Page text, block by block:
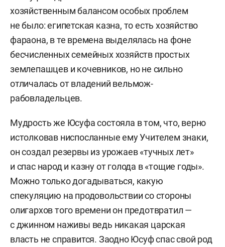
хозяйственным балансом особых проблем
не было: египетская казна, то есть хозяйство
фараона, в те времена выделялась на фоне
бесчисленных семейных хозяйств простых
землепашцев и кочевников, но не сильно
отличалась от владений вельмож-
рабовладельцев.
Мудрость же Юсуфа состояла в том, что, верно
истолковав ниспосланные ему Учителем знаки,
он создал резервы из урожаев «тучных лет»
и спас народ и казну от голода в «тощие годы».
Можно только догадываться, какую
спекуляцию на продовольствии со стороны
олигархов того времени он предотвратил —
с джинном наживы ведь никакая царская
власть не справится. Заодно Юсуф спас свой род